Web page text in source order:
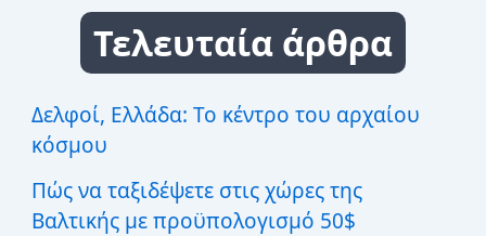
παραλία
σ
η
γ
α
:
Τελευταία άρθρα
Δελφοί, Ελλάδα: Το κέντρο του αρχαίου
κόσμου
Πώς να ταξιδέψετε στις χώρες της
Βαλτικής με προϋπολογισμό 50$